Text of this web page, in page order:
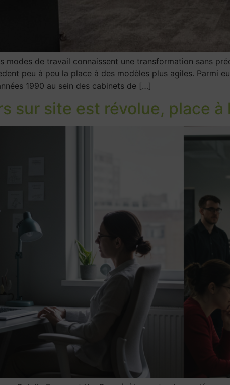
modes de travail connaissent une transformation sans
peu à peu la place à des modèles plus agiles. Parmi
1990 au sein des cabinets de […]
sur site est révolue, place à